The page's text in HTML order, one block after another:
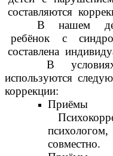
составляются
В нашем
ребёнок с
составлена
В условиях
используются
коррекции:
Приёмы
совместно.